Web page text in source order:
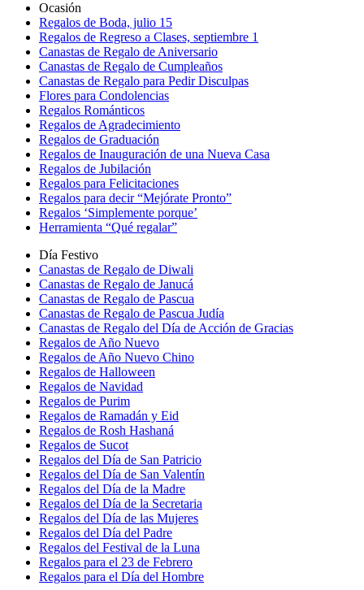
Ocasión
Regalos de Boda, julio 15
Regalos de Regreso a Clases, septiembre 1
Canastas de Regalo de Aniversario
Canastas de Regalo de Cumpleaños
Canastas de Regalo para Pedir Disculpas
Flores para Condolencias
Regalos Románticos
Regalos de Agradecimiento
Regalos de Graduación
Regalos de Inauguración de una Nueva Casa
Regalos de Jubilación
Regalos para Felicitaciones
Regalos para decir “Mejórate Pronto”
Regalos ‘Simplemente porque’
Herramienta “Qué regalar”
Día Festivo
Canastas de Regalo de Diwali
Canastas de Regalo de Janucá
Canastas de Regalo de Pascua
Canastas de Regalo de Pascua Judía
Canastas de Regalo del Día de Acción de Gracias
Regalos de Año Nuevo
Regalos de Año Nuevo Chino
Regalos de Halloween
Regalos de Navidad
Regalos de Purim
Regalos de Ramadán y Eid
Regalos de Rosh Hashaná
Regalos de Sucot
Regalos del Día de San Patricio
Regalos del Día de San Valentín
Regalos del Día de la Madre
Regalos del Día de la Secretaria
Regalos del Día de las Mujeres
Regalos del Día del Padre
Regalos del Festival de la Luna
Regalos para el 23 de Febrero
Regalos para el Día del Hombre